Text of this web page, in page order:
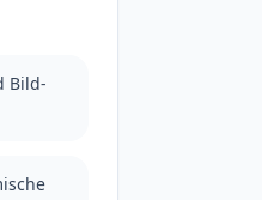
Bild-